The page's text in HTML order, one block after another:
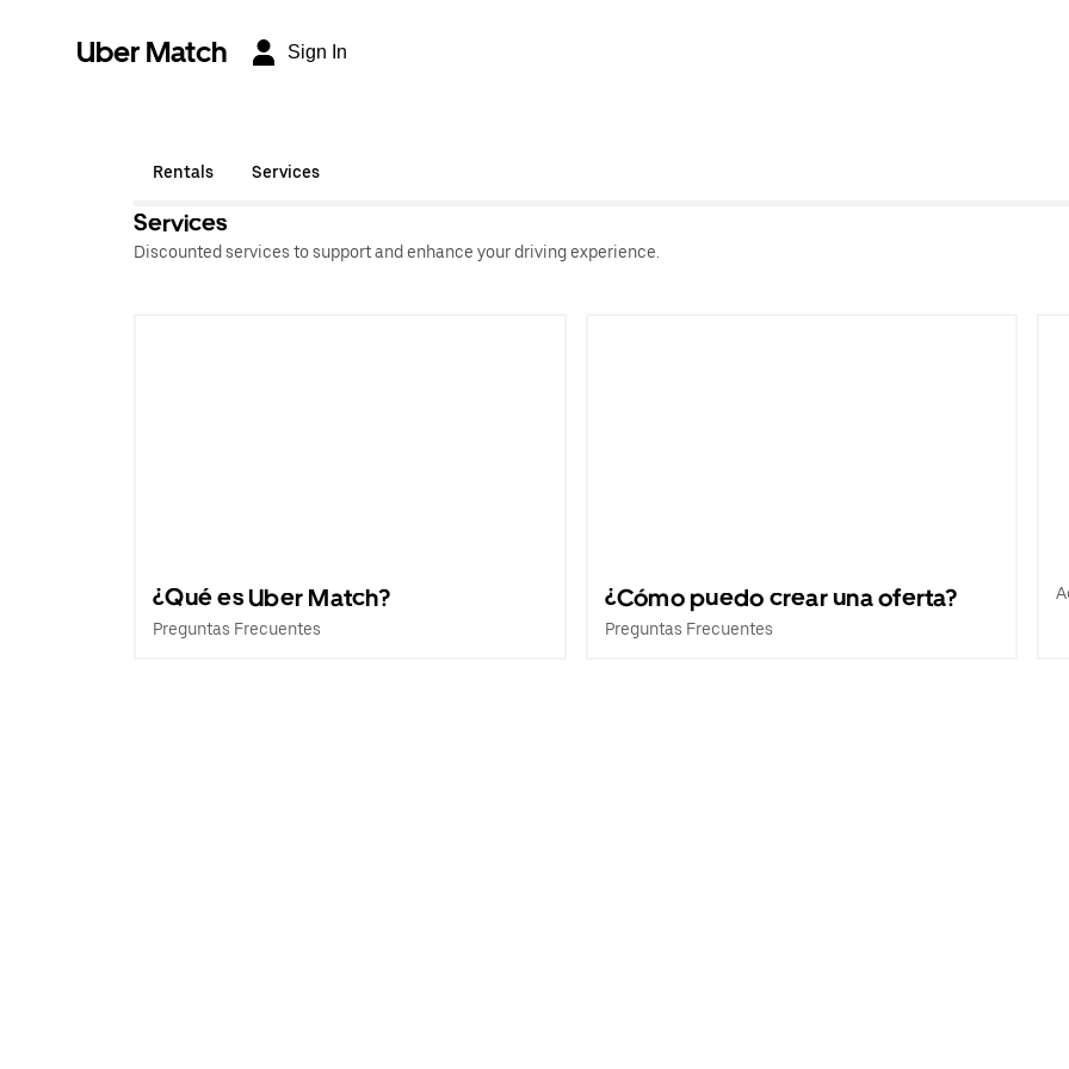
Uber Match Sign In
Rentals Services
Services
Discounted services to support and enhance your driving experience.
¿Qué es Uber Match?
Preguntas Frecuentes
¿Cómo puedo crear una oferta?
Preguntas Frecuentes